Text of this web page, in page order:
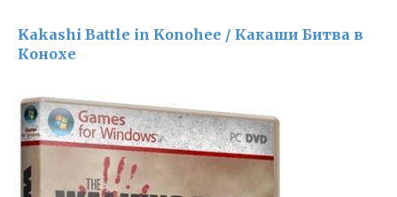
Kakashi Battle in Konohee / Какаши Битва в
Конохе